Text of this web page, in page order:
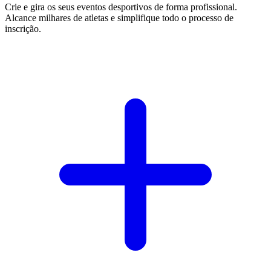
Crie e gira os seus eventos desportivos de forma profissional.
Alcance milhares de atletas e simplifique todo o processo de
inscrição.